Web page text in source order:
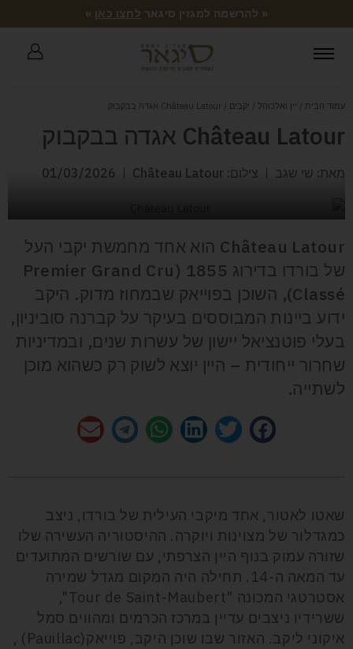
« להרשמה למגזין סיגאר לחצו כאן »
עמוד הבית / יין ואלכוהל / יקבים / Château Latour אגדה בבקבוק
Château Latour אגדה בבקבוק
מאת: שי שגב צילום: Château Latour 01/03/2026
Château Latour הוא אחד מחמשת יקבי העל
של בורדו בדירוג 1855 (Premier Grand Cru
Classé), השוכן בפוייאק שבמחוז מדוק. היקב
ידוע ביינות המבוססים בעיקר על קברנה סוביניון,
בעלי פוטנציאל יישון של עשרות שנים, ובמדיניות
שחרור ייחודית – היין יוצא לשוק רק כשהוא מוכן
לשתייה.
שאטו לאטור, אחד מיקבי העילית של בורדו, ניצב
כמגדלור של מצוינות ויוקרה. ההיסטוריה העשירה שלו
שזורה עמוק בנוף היין הצרפתי, עם שורשים המתועדים
עד המאה ה-14. תחילה היה המקום מגדל שמירה
אסטרטגי המכונה "Tour de Saint-Maubert",
ששרידיו ניצבים עדיין במרכז הכרמים ומהווים סמל
איקוני ליקב. האזור שבו שוכן היקב, פוייאק(Pauillac) ,